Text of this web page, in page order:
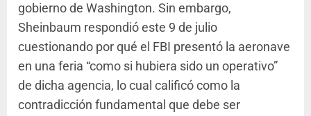
gobierno de Washington. Sin embargo,
Sheinbaum respondió este 9 de julio
cuestionando por qué el FBI presentó la aeronave
en una feria “como si hubiera sido un operativo”
de dicha agencia, lo cual calificó como la
contradicción fundamental que debe ser